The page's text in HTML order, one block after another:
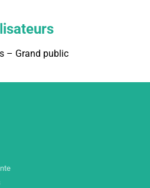
– Grand public